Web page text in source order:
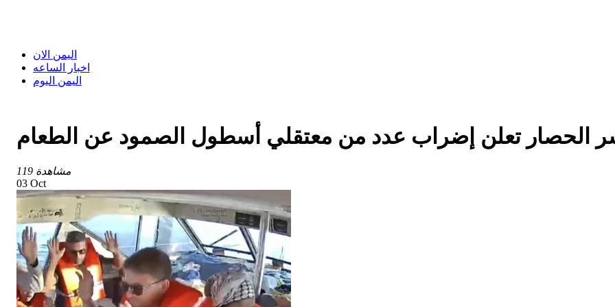
اليمن الان
اخبار الساعه
اليمن اليوم
الحصار تعلن إضراب عدد من معتقلي أسطول الصمود عن الطعام
119 مشاهدة
03 Oct